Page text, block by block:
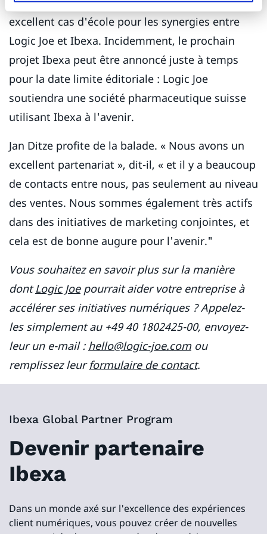
excellent cas d'école pour les synergies entre
Logic Joe et Ibexa. Incidemment, le prochain
projet Ibexa peut être annoncé juste à temps
pour la date limite éditoriale : Logic Joe
soutiendra une société pharmaceutique suisse
utilisant Ibexa à l'avenir.
Jan Ditze profite de la balade. « Nous avons un
excellent partenariat », dit-il, « et il y a beaucoup
de contacts entre nous, pas seulement au niveau
des ventes. Nous sommes également très actifs
dans des initiatives de marketing conjointes, et
cela est de bonne augure pour l'avenir."
Vous souhaitez en savoir plus sur la manière
dontLogic Joepourrait aider votre entreprise à
accélérer ses initiatives numériques ? Appelez-
les simplement au +49 40 1802425-00, envoyez-
leur un e-mail : hello@logic-joe.comou
remplissez leurformulaire de contact.
Ibexa Global Partner Program
Devenir partenaire
Ibexa
Dans un monde axé sur l'excellence des expériences
client numériques, vous pouvez créer de nouvelles